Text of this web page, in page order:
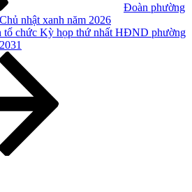
Đoàn phường
nhật xanh năm 2026
tổ chức Kỳ họp thứ nhất HĐND phường